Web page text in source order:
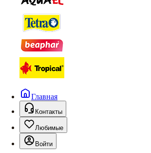
Главная
Контакты
Любимые
Войти